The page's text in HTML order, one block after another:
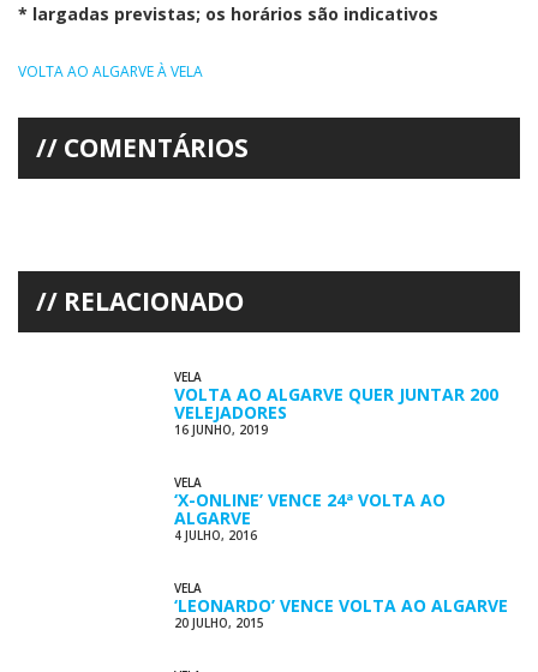
* largadas previstas; os horários são indicativos
VOLTA AO ALGARVE À VELA
COMENTÁRIOS
RELACIONADO
VELA
VOLTA AO ALGARVE QUER JUNTAR 200
VELEJADORES
16 JUNHO, 2019
VELA
‘X-ONLINE’ VENCE 24ª VOLTA AO
ALGARVE
4 JULHO, 2016
VELA
‘LEONARDO’ VENCE VOLTA AO ALGARVE
20 JULHO, 2015